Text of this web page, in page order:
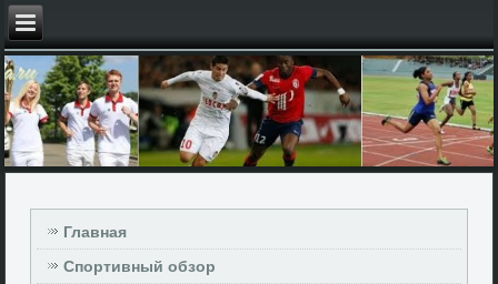
Главная
Спортивный обзор